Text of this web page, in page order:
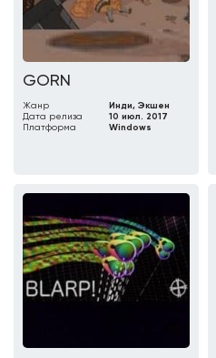
GORN
Жанр
Инди, Экшен
Дата релиза
10 июл. 2017
Платформа
Windows